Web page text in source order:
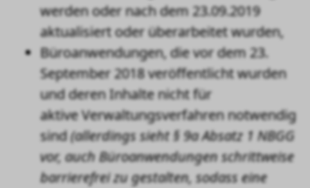
werden oder nach dem 23.09.2019
aktualisiert oder überarbeitet wurden,
Büroanwendungen, die vor dem 23.
September 2018 veröffentlicht wurden
und deren Inhalte nicht für
aktive Verwaltungsverfahren notwendig
sind(allerdings sieht § 9a Absatz 1 NBGG
vor, auch Büroanwendungen schrittweise
barrierefrei zu gestalten, sodass eine